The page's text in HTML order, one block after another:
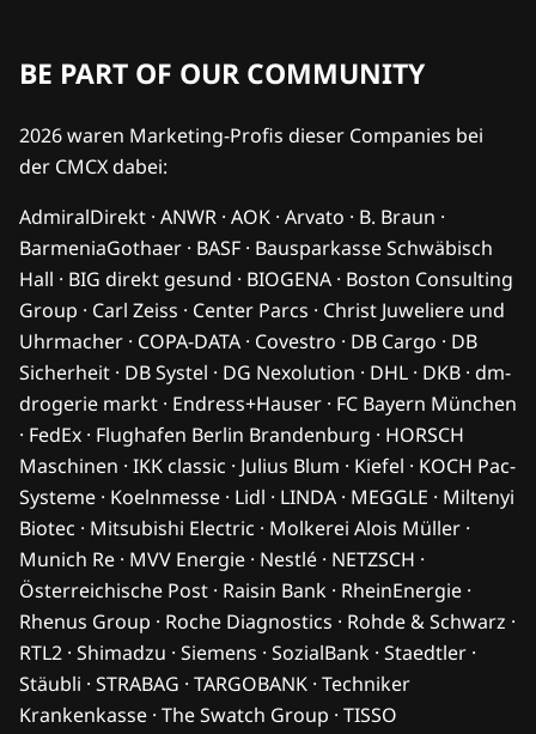
BE PART OF OUR COMMUNITY
2026 waren Marketing-Profis dieser Companies bei
der CMCX dabei:
AdmiralDirekt · ANWR · AOK · Arvato · B. Braun ·
BarmeniaGothaer · BASF · Bausparkasse Schwäbisch
Hall · BIG direkt gesund · BIOGENA · Boston Consulting
Group · Carl Zeiss · Center Parcs · Christ Juweliere und
Uhrmacher · COPA-DATA · Covestro · DB Cargo · DB
Sicherheit · DB Systel · DG Nexolution · DHL · DKB · dm-
drogerie markt · Endress+Hauser · FC Bayern München
· FedEx · Flughafen Berlin Brandenburg · HORSCH
Maschinen · IKK classic · Julius Blum · Kiefel · KOCH Pac-
Systeme · Koelnmesse · Lidl · LINDA · MEGGLE · Miltenyi
Biotec · Mitsubishi Electric · Molkerei Alois Müller ·
Munich Re · MVV Energie · Nestlé · NETZSCH ·
Österreichische Post · Raisin Bank · RheinEnergie ·
Rhenus Group · Roche Diagnostics · Rohde & Schwarz ·
RTL2 · Shimadzu · Siemens · SozialBank · Staedtler ·
Stäubli · STRABAG · TARGOBANK · Techniker
Krankenkasse · The Swatch Group · TISSO